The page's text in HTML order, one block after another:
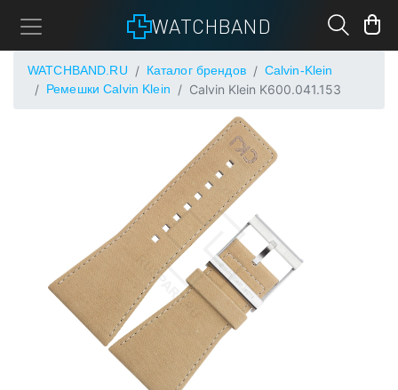
WATCHBAND
WATCHBAND.RU Каталог брендов
Calvin-Klein
Ремешки Calvin Klein
Calvin Klein K600.041.153